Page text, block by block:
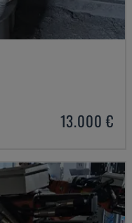
13.000 €